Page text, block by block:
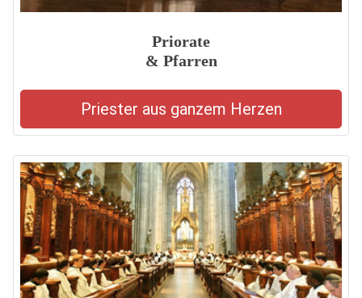
Priorate
& Pfarren
Priester aus ganzem Herzen